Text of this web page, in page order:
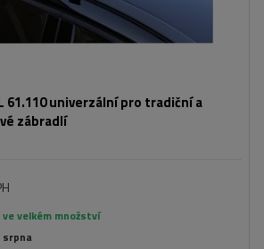
61.110 univerzální pro tradiční a
zábradlí
velkém množství
srpna